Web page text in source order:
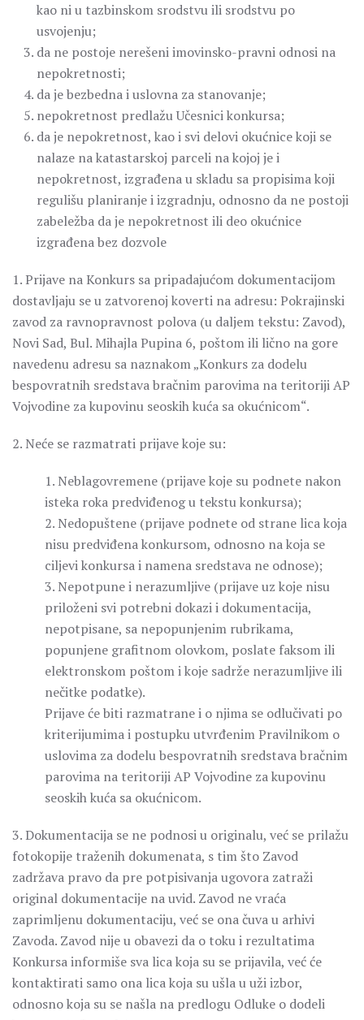
kao ni u tazbinskom srodstvu ili srodstvu po
usvojenju;
da ne postoje nerešeni imovinsko-pravni odnosi na
nepokretnosti;
da je bezbedna i uslovna za stanovanje;
nepokretnost predlažu Učesnici konkursa;
da je nepokretnost, kao i svi delovi okućnice koji se
nalaze na katastarskoj parceli na kojoj je i
nepokretnost, izgrađena u skladu sa propisima koji
regulišu planiranje i izgradnju, odnosno da ne postoji
zabeležba da je nepokretnost ili deo okućnice
izgrađena bez dozvole
1. Prijave na Konkurs sa pripadajućom dokumentacijom
dostavljaju se u zatvorenoj koverti na adresu: Pokrajinski
zavod za ravnopravnost polova (u daljem tekstu: Zavod),
Novi Sad, Bul. Mihajla Pupina 6, poštom ili lično na gore
navedenu adresu sa naznakom „Konkurs za dodelu
bespovratnih sredstava bračnim parovima na teritoriji AP
Vojvodine za kupovinu seoskih kuća sa okućnicom“.
2. Neće se razmatrati prijave koje su:
1. Neblagovremene (prijave koje su podnete nakon
isteka roka predviđenog u tekstu konkursa);
2. Nedopuštene (prijave podnete od strane lica koja
nisu predviđena konkursom, odnosno na koja se
ciljevi konkursa i namena sredstava ne odnose);
3. Nepotpune i nerazumljive (prijave uz koje nisu
priloženi svi potrebni dokazi i dokumentacija,
nepotpisane, sa nepopunjenim rubrikama,
popunjene grafitnom olovkom, poslate faksom ili
elektronskom poštom i koje sadrže nerazumljive ili
nečitke podatke).
Prijave će biti razmatrane i o njima se odlučivati po
kriterijumima i postupku utvrđenim Pravilnikom o
uslovima za dodelu bespovratnih sredstava bračnim
parovima na teritoriji AP Vojvodine za kupovinu
seoskih kuća sa okućnicom.
3. Dokumentacija se ne podnosi u originalu, već se prilažu
fotokopije traženih dokumenata, s tim što Zavod
zadržava pravo da pre potpisivanja ugovora zatraži
original dokumentacije na uvid. Zavod ne vraća
zaprimljenu dokumentaciju, već se ona čuva u arhivi
Zavoda. Zavod nije u obavezi da o toku i rezultatima
Konkursa informiše sva lica koja su se prijavila, već će
kontaktirati samo ona lica koja su ušla u uži izbor,
odnosno koja su se našla na predlogu Odluke o dodeli